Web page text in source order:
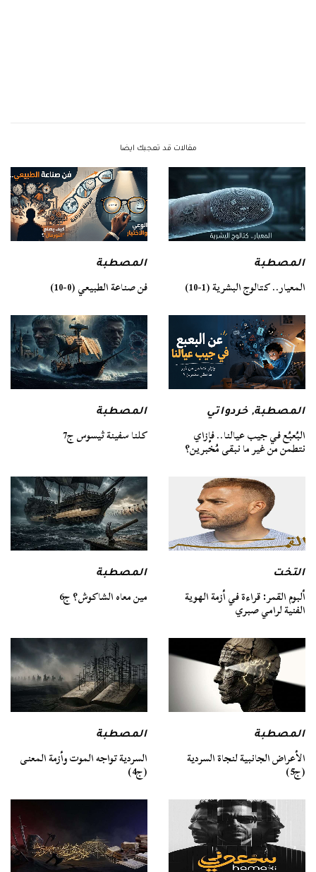
مقالات قد تعجبك ايضا
المصطبة
المعيار.. كتالوج البشرية (1-10)
المصطبة
فن صناعة الطبيعي (0-10)
المصطبة,خردواتي
البُعبُع في جيب عيالنا.. فإزاي
نتطمن من غير ما نبقى مُخبرين؟
المصطبة
كلنا سفينة ثيسوس ج7
التخت
ألبوم القمر: قراءة في أزمة الهوية
الفنية لرامي صبري
المصطبة
مين معاه الشاكوش؟ ج6
المصطبة
الأعراض الجانبية لنجاة السردية
(ج5)
المصطبة
السردية تواجه الموت وأزمة المعنى
(ج4)